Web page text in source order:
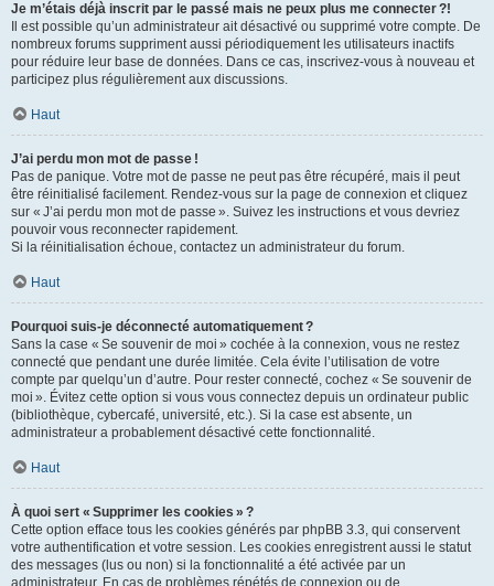
Je m’étais déjà inscrit par le passé mais ne peux plus me connecter ?!
Il est possible qu’un administrateur ait désactivé ou supprimé votre compte. De
nombreux forums suppriment aussi périodiquement les utilisateurs inactifs
pour réduire leur base de données. Dans ce cas, inscrivez-vous à nouveau et
participez plus régulièrement aux discussions.
Haut
J’ai perdu mon mot de passe !
Pas de panique. Votre mot de passe ne peut pas être récupéré, mais il peut
être réinitialisé facilement. Rendez-vous sur la page de connexion et cliquez
sur « J’ai perdu mon mot de passe ». Suivez les instructions et vous devriez
pouvoir vous reconnecter rapidement.
Si la réinitialisation échoue, contactez un administrateur du forum.
Haut
Pourquoi suis-je déconnecté automatiquement ?
Sans la case « Se souvenir de moi » cochée à la connexion, vous ne restez
connecté que pendant une durée limitée. Cela évite l’utilisation de votre
compte par quelqu’un d’autre. Pour rester connecté, cochez « Se souvenir de
moi ». Évitez cette option si vous vous connectez depuis un ordinateur public
(bibliothèque, cybercafé, université, etc.). Si la case est absente, un
administrateur a probablement désactivé cette fonctionnalité.
Haut
À quoi sert « Supprimer les cookies » ?
Cette option efface tous les cookies générés par phpBB 3.3, qui conservent
votre authentification et votre session. Les cookies enregistrent aussi le statut
des messages (lus ou non) si la fonctionnalité a été activée par un